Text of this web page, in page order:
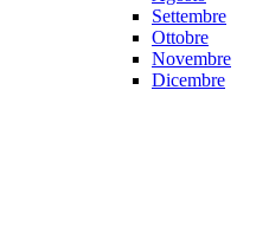
Settembre
Ottobre
Novembre
Dicembre